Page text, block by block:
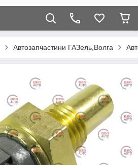
Автозапчастини ГАЗель,Волга